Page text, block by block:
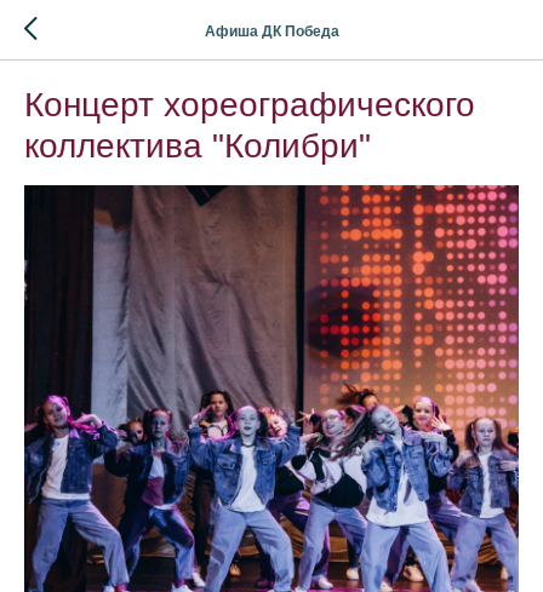
Афиша ДК Победа
Концерт хореографического
коллектива "Колибри"